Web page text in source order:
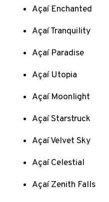
Açaí Enchanted
Açaí Tranquility
Açaí Paradise
Açaí Utopia
Açaí Moonlight
Açaí Starstruck
Açaí Velvet Sky
Açaí Celestial
Açaí Zenith Falls